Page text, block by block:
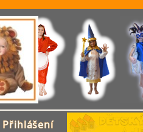
Přihlášení